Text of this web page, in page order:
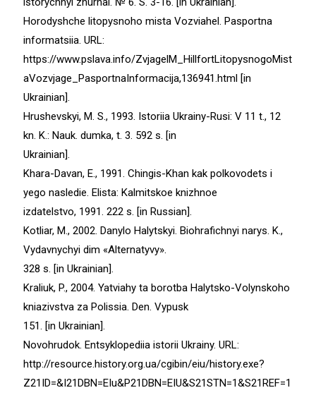
Horodyshche litopysnoho mista Vozviahel. Pasportna
informatsiia. URL:
https://www.pslava.info/ZvjagelM_HillfortLitopysnogoMist
aVozvjage_PasportnaInformacija,136941.html [in
Ukrainian].
Hrushevskyi, M. S., 1993. Istoriia Ukrainy-Rusi: V 11 t., 12
kn. K.: Nauk. dumka, t. 3. 592 s. [in
Ukrainian].
Khara-Davan, E., 1991. Chingis-Khan kak polkovodets i
yego nasledie. Elista: Kalmitskoe knizhnoe
izdatelstvo, 1991. 222 s. [in Russian].
Kotliar, M., 2002. Danylo Halytskyi. Biohrafichnyi narys. K.,
Vydavnychyi dim «Alternatyvy».
328 s. [in Ukrainian].
Kraliuk, P., 2004. Yatviahy ta borotba Halytsko-Volynskoho
kniazivstva za Polissia. Den. Vypusk
151. [in Ukrainian].
Novohrudok. Entsyklopediia istorii Ukrainy. URL:
http://resource.history.org.ua/cgibin/eiu/history.exe?
Z21ID=&I21DBN=EIu&P21DBN=EIU&S21STN=1&S21REF=1